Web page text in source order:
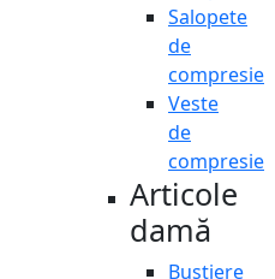
Salopete
de
compresie
Veste
de
compresie
Articole
damă
Bustiere